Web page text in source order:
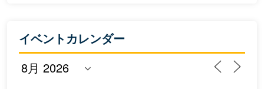
イベントカレンダー